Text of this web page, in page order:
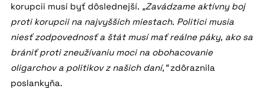
korupcii musí byť dôslednejší. „Zavádzame aktívny boj
proti korupcii na najvyšších miestach. Politici musia
niesť zodpovednosť a štát musí mať reálne páky, ako sa
brániť proti zneužívaniu moci na obohacovanie
oligarchov a politikov z našich daní,“zdôraznila
poslankyňa.